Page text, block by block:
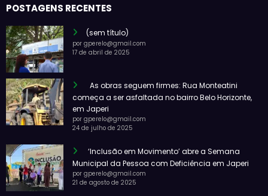
POSTAGENS RECENTES
(sem título)
por gperelo@gmail.com
17 de abril de 2025
As obras seguem firmes: Rua Monteatini
começa a ser asfaltada no bairro Belo Horizonte,
em Japeri
por gperelo@gmail.com
24 de julho de 2025
‘Inclusão em Movimento’ abre a Semana
Municipal da Pessoa com Deficiência em Japeri
por gperelo@gmail.com
21 de agosto de 2025